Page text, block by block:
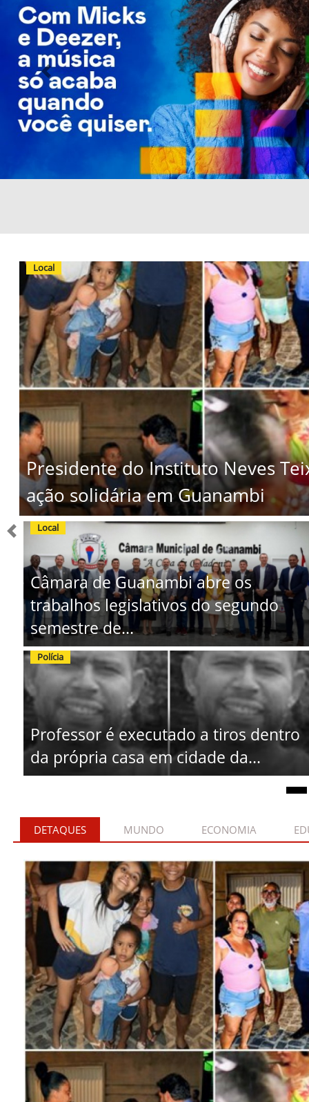
Previous
Local
Presidente do Instituto Neves
ação solidária em Guanambi
Local
Câmara de Guanambi abre os
trabalhos legislativos do segundo
semestre de...
Polícia
Professor é executado a tiros dentro
da própria casa em cidade da...
Previous
DETAQUES MUNDO ECONOMIA